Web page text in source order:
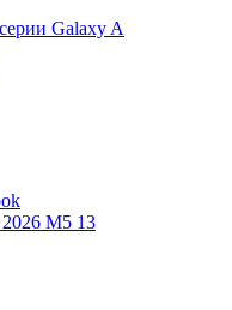
Galaxy A
M5 13